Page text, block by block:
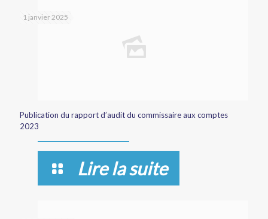
1 janvier 2025
Publication du rapport d’audit du commissaire aux comptes
2023
Lire la suite